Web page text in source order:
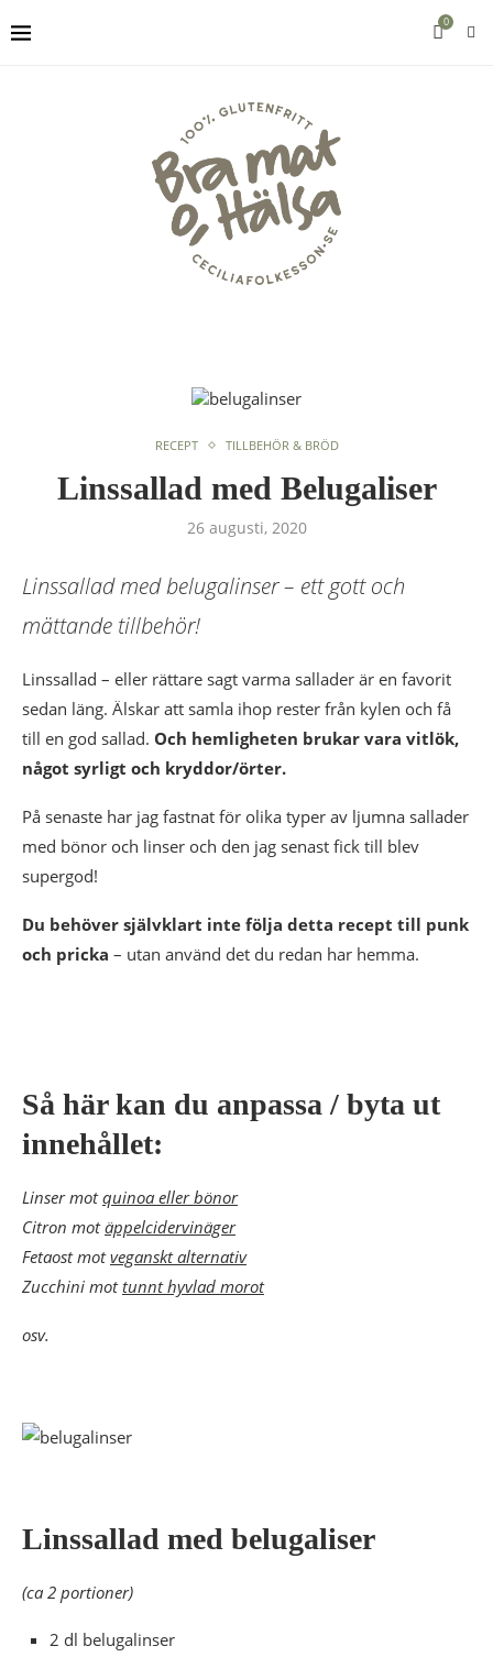
0
RECEPT TILLBEHÖR & BRÖD
Linssallad med Belugaliser
26 augusti, 2020
Linssallad med belugalinser – ett gott och
mättande tillbehör!
Linssallad – eller rättare sagt varma sallader är en favorit
sedan läng. Älskar att samla ihop rester från kylen och få
till en god sallad. Och hemligheten brukar vara vitlök,
något syrligt och kryddor/örter.
På senaste har jag fastnat för olika typer av ljumna sallader
med bönor och linser och den jag senast fick till blev
supergod!
Du behöver självklart inte följa detta recept till punk
och pricka – utan använd det du redan har hemma.
Så här kan du anpassa / byta ut
innehållet:
Linser motquinoa eller bönor
Citron motäppelcidervinäger
Fetaost motveganskt alternativ
Zucchini mottunnt hyvlad morot
osv.
Linssallad med belugaliser
(ca 2 portioner)
2 dl belugalinser